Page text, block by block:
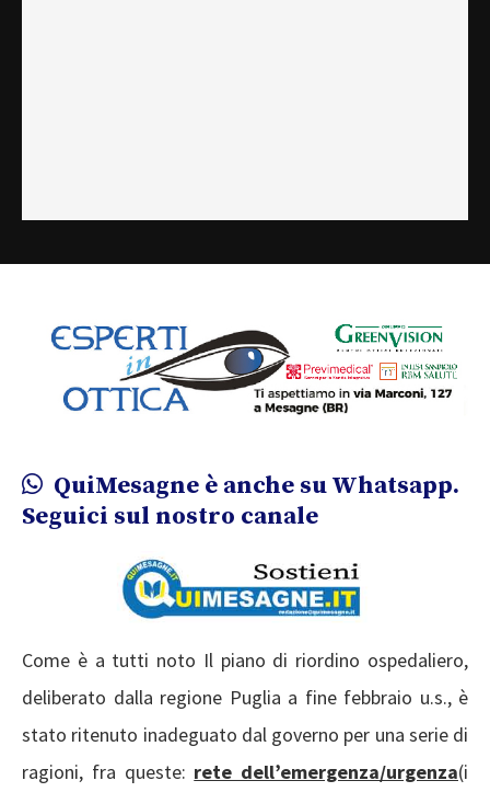
QuiMesagne è anche su Whatsapp.
Seguici sul nostro canale
Come è a tutti noto Il piano di riordino ospedaliero,
deliberato dalla regione Puglia a fine febbraio u.s., è
stato ritenuto inadeguato dal governo per una serie di
ragioni, fra queste: rete dell’emergenza/urgenza(i